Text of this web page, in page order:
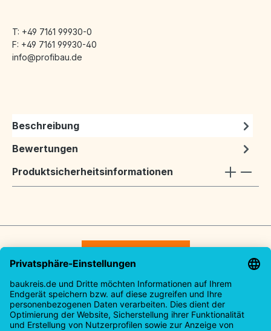
T: +49 7161 99930-0
F: +49 7161 99930-40
info@profibau.de
Beschreibung
Bewertungen
Produktsicherheitsinformationen
Service-Hotline
Rechtliches